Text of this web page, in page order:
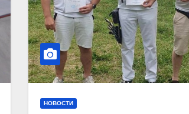
НОВОСТИ